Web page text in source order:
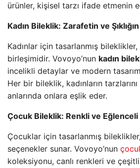
ürünler, kişisel tarzı ifade etmenin
Kadın Bileklik: Zarafetin ve
Kadınlar için tasarlanmış bileklikler,
birleşimidir. Vovoyo’nun kadın
incelikli detaylar ve modern
Her bir bileklik, kadınların
anlarında onlara eşlik eder.
Çocuk Bileklik: Renkli ve
Çocuklar için tasarlanmış
seçenekler sunar. Vovoyo’nun
koleksiyonu, canlı renkleri ve